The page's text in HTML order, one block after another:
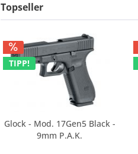
Topseller
TIPP!
Glock - Mod. 17Gen5 Black -
9mm P.A.K.